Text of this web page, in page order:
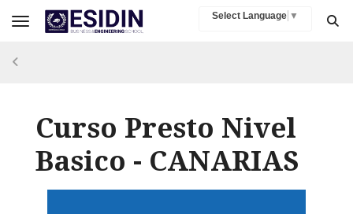
Select Language ▼
Toggle navigation
Curso Presto Nivel
Basico - CANARIAS